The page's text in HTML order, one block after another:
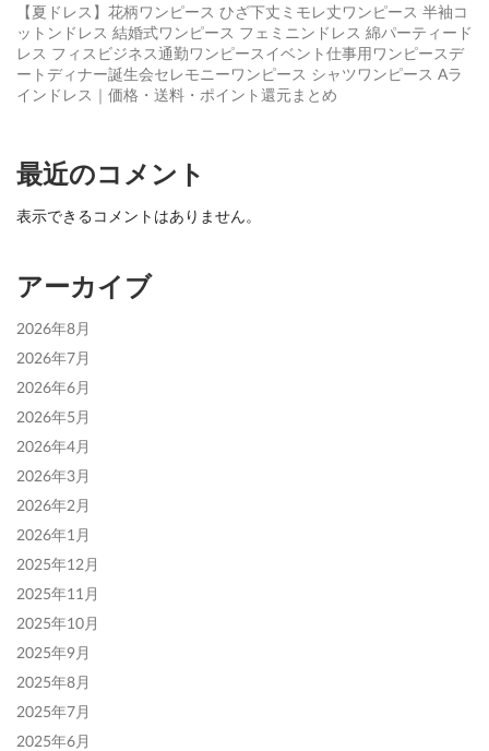
【夏ドレス】花柄ワンピース ひざ下丈ミモレ丈ワンピース 半袖コ
ットンドレス 結婚式ワンピース フェミニンドレス 綿パーティード
レス フィスビジネス通勤ワンピースイベント仕事用ワンピースデ
ートディナー誕生会セレモニーワンピース シャツワンピース Aラ
インドレス｜価格・送料・ポイント還元まとめ
最近のコメント
表示できるコメントはありません。
アーカイブ
2026年8月
2026年7月
2026年6月
2026年5月
2026年4月
2026年3月
2026年2月
2026年1月
2025年12月
2025年11月
2025年10月
2025年9月
2025年8月
2025年7月
2025年6月